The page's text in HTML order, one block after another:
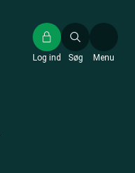
Søg
Log ind Menu